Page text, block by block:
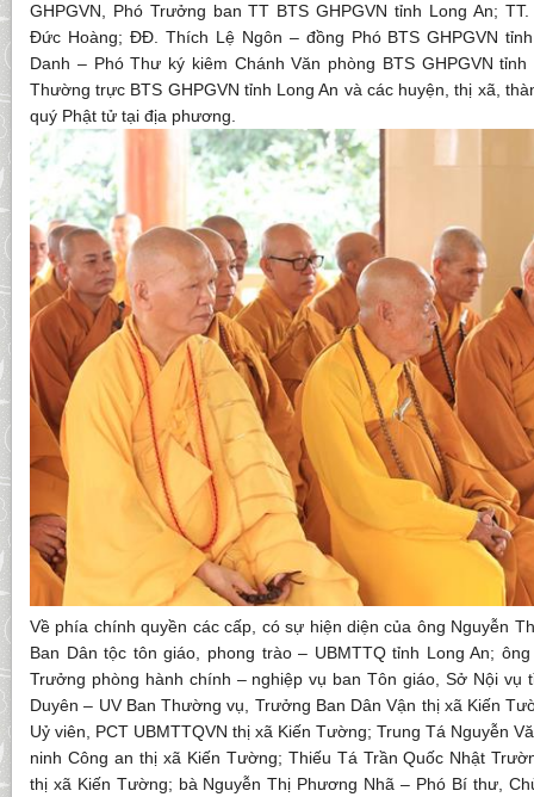
GHPGVN, Phó Trưởng ban TT BTS GHPGVN tỉnh Long An;
Đức Hoàng; ĐĐ. Thích Lệ Ngôn – đồng Phó BTS GHPGVN
Danh – Phó Thư ký kiêm Chánh Văn phòng BTS GHPGVN
Thường trực BTS GHPGVN tỉnh Long An và các huyện, thị xã,
quý Phật tử tại địa phương.
Về phía chính quyền các cấp, có sự hiện diện của ông Nguyễn
Ban Dân tộc tôn giáo, phong trào – UBMTTQ tỉnh Long An;
Trưởng phòng hành chính – nghiệp vụ ban Tôn giáo, Sở Nội vụ
Duyên – UV Ban Thường vụ, Trưởng Ban Dân Vận thị xã Kiến
Uỷ viên, PCT UBMTTQVN thị xã Kiến Tường; Trung Tá Nguyễn
ninh Công an thị xã Kiến Tường; Thiếu Tá Trần Quốc Nhật
thị xã Kiến Tường; bà Nguyễn Thị Phương Nhã – Phó Bí thư,